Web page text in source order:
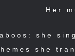
Her
she
she